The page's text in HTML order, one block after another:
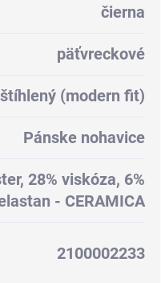
čierna
päťvreckové
(modern fit)
Pánske nohavice
28% viskóza, 6%
- CERAMICA
2100002233